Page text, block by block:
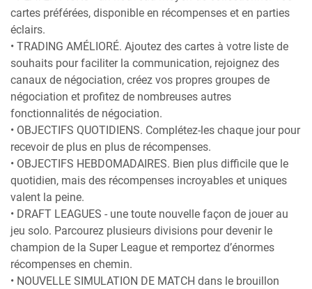
cartes préférées, disponible en récompenses et en parties
éclairs.
• TRADING AMÉLIORÉ. Ajoutez des cartes à votre liste de
souhaits pour faciliter la communication, rejoignez des
canaux de négociation, créez vos propres groupes de
négociation et profitez de nombreuses autres
fonctionnalités de négociation.
• OBJECTIFS QUOTIDIENS. Complétez-les chaque jour pour
recevoir de plus en plus de récompenses.
• OBJECTIFS HEBDOMADAIRES. Bien plus difficile que le
quotidien, mais des récompenses incroyables et uniques
valent la peine.
• DRAFT LEAGUES - une toute nouvelle façon de jouer au
jeu solo. Parcourez plusieurs divisions pour devenir le
champion de la Super League et remportez d’énormes
récompenses en chemin.
• NOUVELLE SIMULATION DE MATCH dans le brouillon